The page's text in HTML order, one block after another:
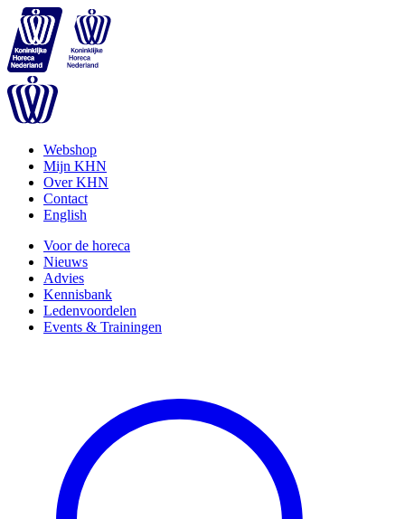
Webshop
Mijn KHN
Over KHN
Contact
English
Voor de horeca
Nieuws
Advies
Kennisbank
Ledenvoordelen
Events & Trainingen